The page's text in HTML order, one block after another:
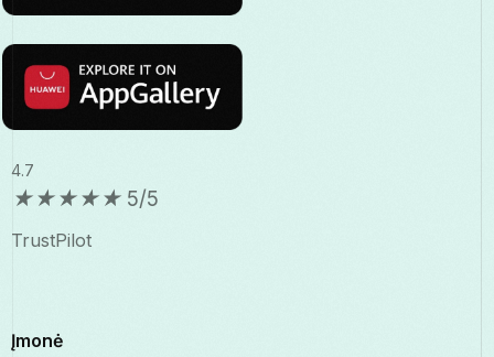
4.7
★★★★★ 5/5
TrustPilot
Įmonė